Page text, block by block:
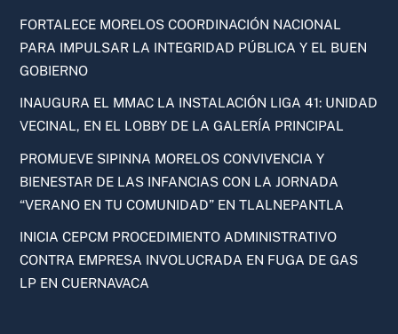
FORTALECE MORELOS COORDINACIÓN NACIONAL
PARA IMPULSAR LA INTEGRIDAD PÚBLICA Y EL BUEN
GOBIERNO
INAUGURA EL MMAC LA INSTALACIÓN LIGA 41: UNIDAD
VECINAL, EN EL LOBBY DE LA GALERÍA PRINCIPAL
PROMUEVE SIPINNA MORELOS CONVIVENCIA Y
BIENESTAR DE LAS INFANCIAS CON LA JORNADA
“VERANO EN TU COMUNIDAD” EN TLALNEPANTLA
INICIA CEPCM PROCEDIMIENTO ADMINISTRATIVO
CONTRA EMPRESA INVOLUCRADA EN FUGA DE GAS
LP EN CUERNAVACA